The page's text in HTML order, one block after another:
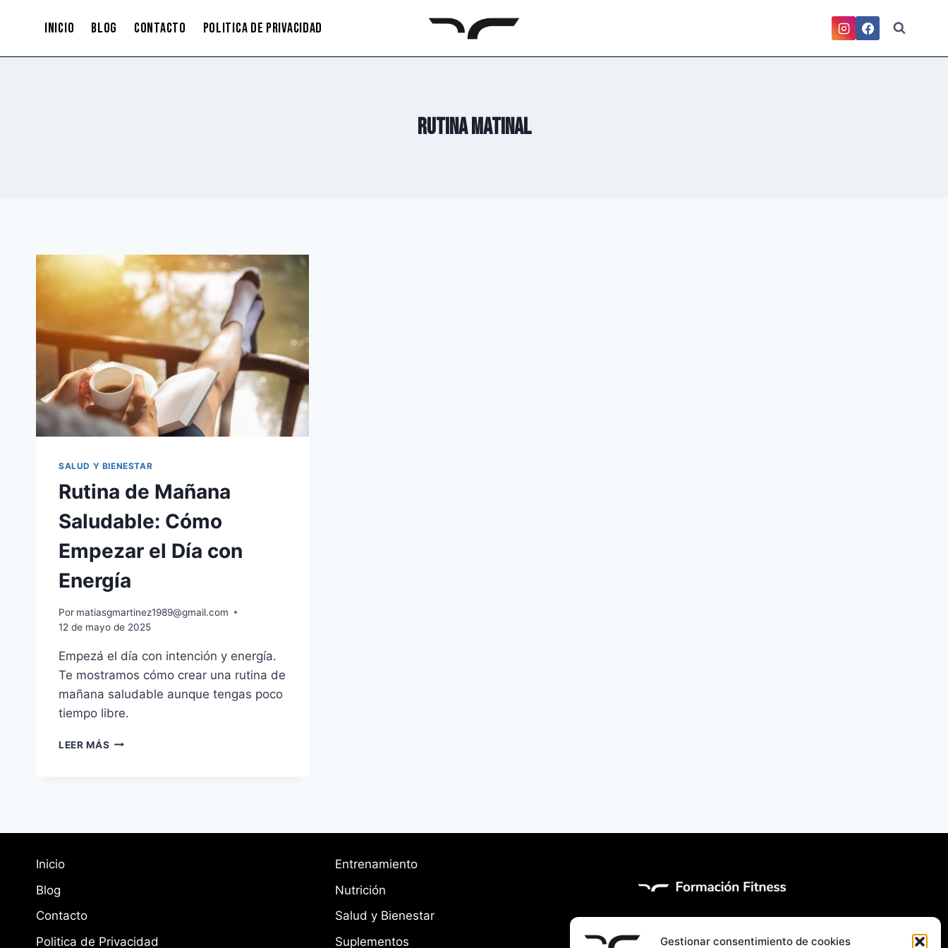
Gestionar consentimiento de cookies
INICIO BLOG CONTACTO POLITICA DE PRIVACIDAD
rutina matinal
SALUD Y BIENESTAR
Rutina de Mañana
Saludable: Cómo
Empezar el Día con
Energía
Por matiasgmartinez1989@gmail.com
12 de mayo de 2025
Empezá el día con intención y energía.
Te mostramos cómo crear una rutina de
mañana saludable aunque tengas poco
tiempo libre.
LEER MÁS RUTINA
Inicio
Blog
Contacto
Politica de Privacidad
Entrenamiento
Nutrición
Salud y Bienestar
Suplementos